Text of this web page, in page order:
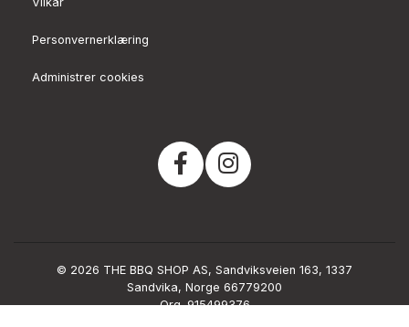
Personvernerklæring
Administrer cookies
© 2026 THE BBQ SHOP AS, Sandviksveien 163, 1337
Sandvika, Norge 66779200
Org. 915499376